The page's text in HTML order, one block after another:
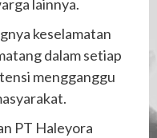
lainnya.
keselamatan
dalam setiap
mengganggu
PT Haleyora